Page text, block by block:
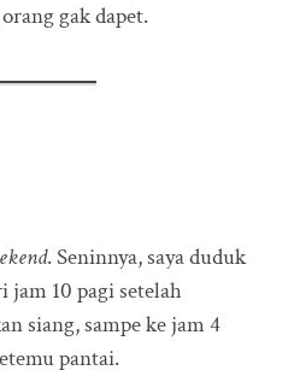
gak dapet.
. Seninnya, saya duduk
jam 10 pagi setelah
siang, sampe ke jam 4
pantai.